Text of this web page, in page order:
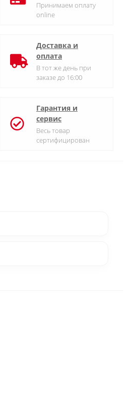
Принимаем оплату
online
Доставка и
оплата
В тот же день при
заказе до 16:00
Гарантия и
сервис
Весь товар
сертифицирован